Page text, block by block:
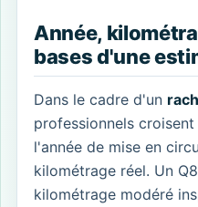
Année,
bases d'une
Dans le cadre d'un
professionnels
l'année de mise en
kilométrage réel. Un
kilométrage modéré